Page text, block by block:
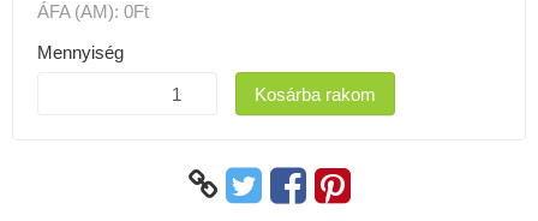
ÁFA (AM): 0Ft
Mennyiség
Kosárba rakom